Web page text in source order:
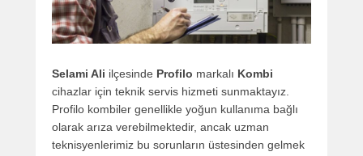
Selami Ali ilçesinde Profilo markalı Kombi
cihazlar için teknik servis hizmeti sunmaktayız.
Profilo kombiler genellikle yoğun kullanıma bağlı
olarak arıza verebilmektedir, ancak uzman
teknisyenlerimiz bu sorunların üstesinden gelmek